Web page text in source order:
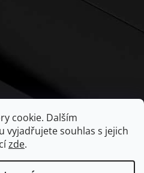
cookie. Dalším
vyjadřujete souhlas s jejich
zde.